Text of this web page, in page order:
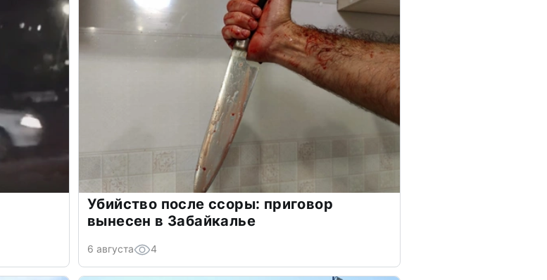
Убийство после ссоры: приговор
вынесен в Забайкалье
6 августа 4